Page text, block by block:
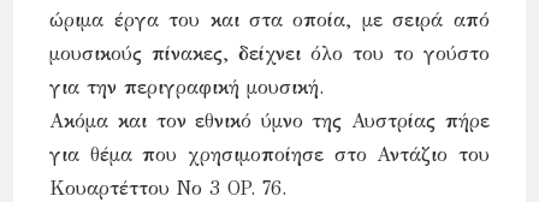
ώριμα έργα του και στα οποία, με σειρά από
μουσικούς πίνακες, δείχνει όλο του το γούστο
για την περιγραφική μουσική.
Ακόμα και τον εθνικό ύμνο της Αυστρίας πήρε
για θέμα που χρησιμοποίησε στο Αντάζιο του
Κουαρτέττου Νο 3 OP. 76.